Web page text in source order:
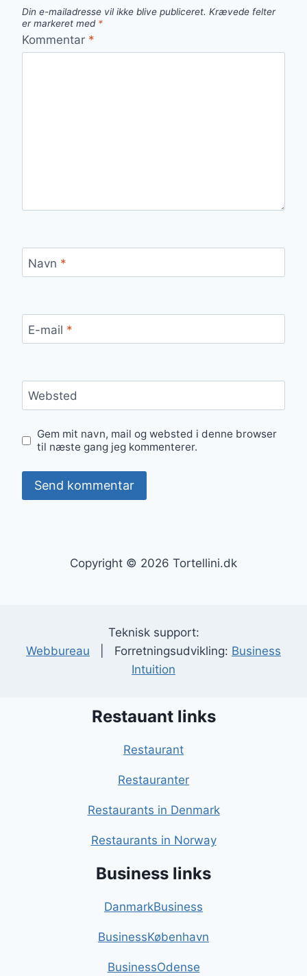
Din e-mailadresse vil ikke blive publiceret. Krævede felter
er markeret med *
Kommentar *
Navn *
E-mail *
Websted
Gem mit navn, mail og websted i denne browser
til næste gang jeg kommenterer.
Copyright © 2026 Tortellini.dk
Teknisk support:
Webbureau | Forretningsudvikling: Business
Intuition
Restauant links
Restaurant
Restauranter
Restaurants in Denmark
Restaurants in Norway
Business links
DanmarkBusiness
BusinessKøbenhavn
BusinessOdense